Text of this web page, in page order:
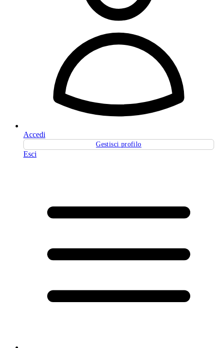
Accedi
Gestisci profilo
Esci